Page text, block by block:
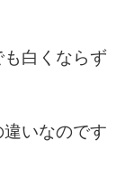
白くならず
いなのです